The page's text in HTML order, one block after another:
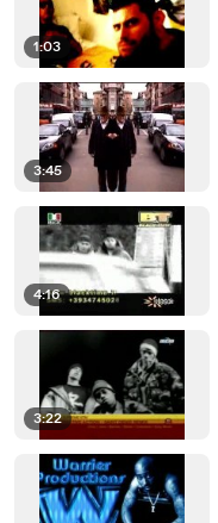
1:03
3:45
4:16
3:22